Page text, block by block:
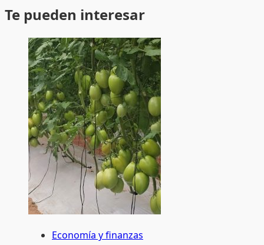
Te pueden interesar
Economía y finanzas